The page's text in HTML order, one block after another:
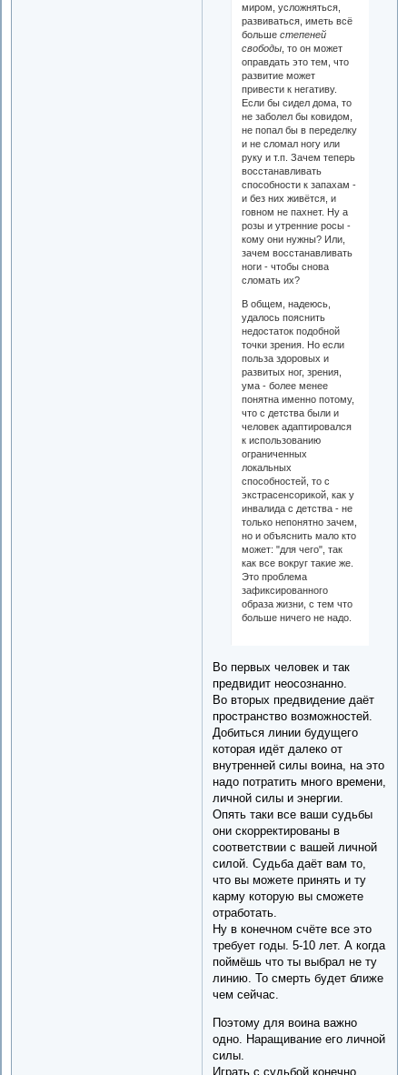
миром, усложняться,
развиваться, иметь всё
больше степеней
свободы, то он может
оправдать это тем, что
развитие может
привести к негативу.
Если бы сидел дома, то
не заболел бы ковидом,
не попал бы в переделку
и не сломал ногу или
руку и т.п. Зачем теперь
восстанавливать
способности к запахам -
и без них живётся, и
говном не пахнет. Ну а
розы и утренние росы -
кому они нужны? Или,
зачем восстанавливать
ноги - чтобы снова
сломать их?
В общем, надеюсь,
удалось пояснить
недостаток подобной
точки зрения. Но если
польза здоровых и
развитых ног, зрения,
ума - более менее
понятна именно потому,
что с детства были и
человек адаптировался
к использованию
ограниченных
локальных
способностей, то с
экстрасенсорикой, как у
инвалида с детства - не
только непонятно зачем,
но и объяснить мало кто
может: "для чего", так
как все вокруг такие же.
Это проблема
зафиксированного
образа жизни, с тем что
больше ничего не надо.
Во первых человек и так
предвидит неосознанно.
Во вторых предвидение даёт
пространство возможностей.
Добиться линии будущего
которая идёт далеко от
внутренней силы воина, на это
надо потратить много времени,
личной силы и энергии.
Опять таки все ваши судьбы
они скорректированы в
соответствии с вашей личной
силой. Судьба даёт вам то,
что вы можете принять и ту
карму которую вы сможете
отработать.
Ну в конечном счёте все это
требует годы. 5-10 лет. А когда
поймёшь что ты выбрал не ту
линию. То смерть будет ближе
чем сейчас.
Поэтому для воина важно
одно. Наращивание его личной
силы.
Играть с судьбой конечно